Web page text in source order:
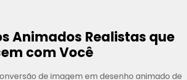
Animados Realistas que
com Você
de imagem em desenho animado de